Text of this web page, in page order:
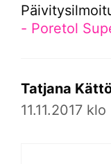
- Poretol
Tatjana
11.11.2017